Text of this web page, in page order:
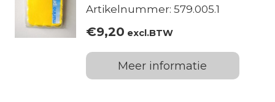
Artikelnummer: 579.005.1
€9,20 excl.BTW
Meer informatie